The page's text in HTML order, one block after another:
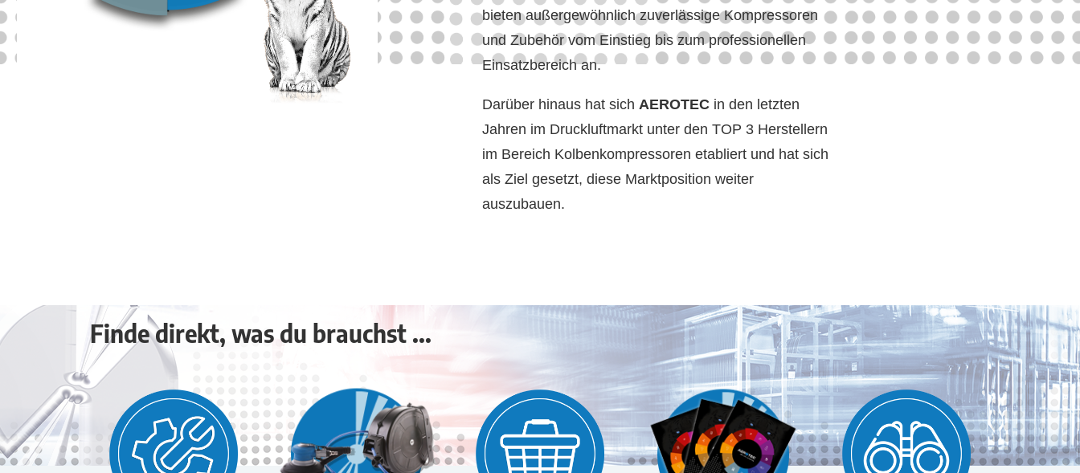
bieten außergewöhnlich zuverlässige Kompressoren
und Zubehör vom Einstieg bis zum professionellen
Einsatzbereich an.
Darüber hinaus hat sich AEROTEC in den letzten
Jahren im Druckluftmarkt unter den TOP 3 Herstellern
im Bereich Kolbenkompressoren etabliert und hat sich
als Ziel gesetzt, diese Marktposition weiter
auszubauen.
Finde direkt, was du brauchst ...